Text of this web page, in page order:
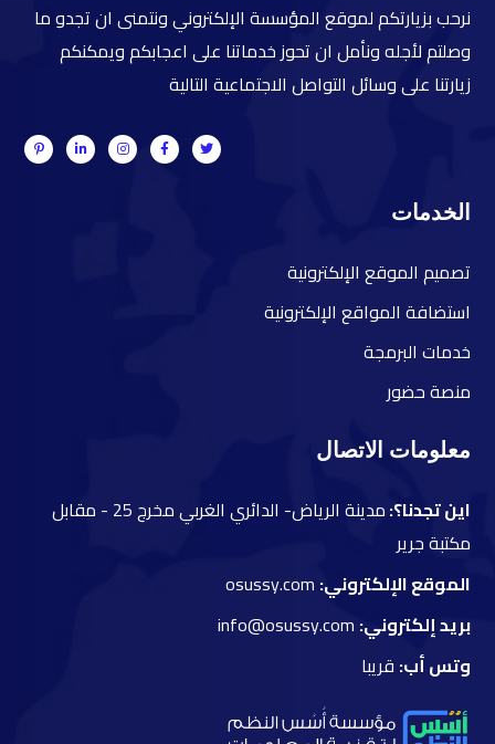
نرحب بزيارتكم لموقع المؤسسة الإلكتروني ونتمنى ان تجدو ما
وصلتم لأجله ونأمل ان تحوز خدماتنا على اعجابكم ويمكنكم
زيارتنا على وسائل التواصل الاجتماعية التالية
الخدمات
تصميم الموقع الإلكترونية
استضافة المواقع الإلكترونية
خدمات البرمجة
منصة حضور
معلومات الاتصال
اين تجدنا؟:مدينة الرياض- الدائري الغربي مخرج 25 -
مقابل
مكتبة جرير
الموقع الإلكتروني:
بريد إلكتروني: info@osussy.com
وتس أب: قريبا